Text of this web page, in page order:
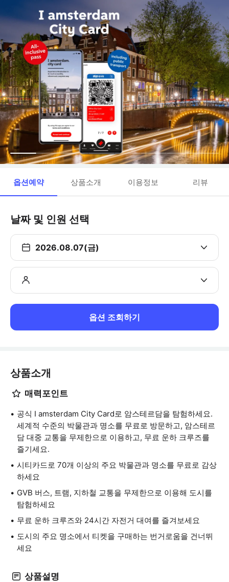
옵션예약 상품소개 이용정보 리뷰
날짜 및 인원 선택
2026.08.07(금)
옵션 조회하기
상품소개
매력포인트
공식 I amsterdam City Card로 암스테르담을 탐험하세요.
세계적 수준의 박물관과 명소를 무료로 방문하고, 암스테르
담 대중 교통을 무제한으로 이용하고, 무료 운하 크루즈를
즐기세요.
시티카드로 70개 이상의 주요 박물관과 명소를 무료로 감상
하세요
GVB 버스, 트램, 지하철 교통을 무제한으로 이용해 도시를
탐험하세요
무료 운하 크루즈와 24시간 자전거 대여를 즐겨보세요
도시의 주요 명소에서 티켓을 구매하는 번거로움을 건너뛰
세요
상품설명